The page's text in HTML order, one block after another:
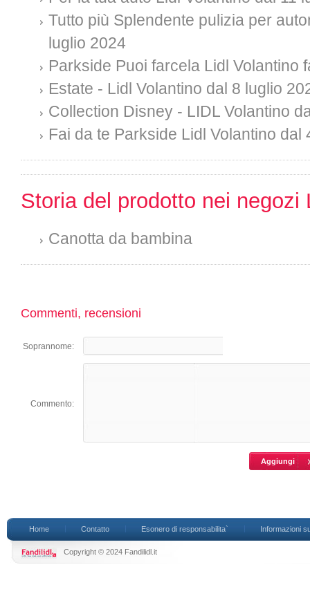
Tutto più Splendente pulizia per
luglio 2024
Parkside Puoi farcela Lidl Volantino
Estate - Lidl Volantino dal 8 luglio
Collection Disney - LIDL Volantino
Fai da te Parkside Lidl Volantino dal
Storia del prodotto nei negozi
Canotta da bambina
Commenti, recensioni
Soprannome:
Commento:
Home Contatto Esonero di responsabilita` Informazioni
Copyright © 2024 Fandilidl.it